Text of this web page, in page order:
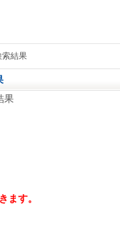
索結果
果
ます。